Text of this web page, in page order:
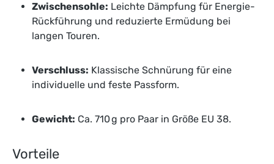
Zwischensohle: Leichte Dämpfung für Energie-
Rückführung und reduzierte Ermüdung bei
langen Touren.
Verschluss: Klassische Schnürung für eine
individuelle und feste Passform.
Gewicht: Ca. 710 g pro Paar in Größe EU 38.
Vorteile